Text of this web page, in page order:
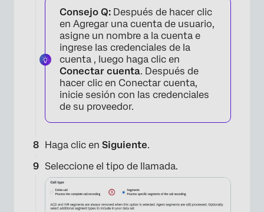
×
Consejo Q: Después de hacer clic
en Agregar una cuenta de usuario,
asigne un nombre a la cuenta e
ingrese las credenciales de la
cuenta , luego haga clic en
Conectar cuenta. Después de
hacer clic en Conectar cuenta,
inicie sesión con las credenciales
de su proveedor.
Haga clic en Siguiente.
Seleccione el tipo de llamada.